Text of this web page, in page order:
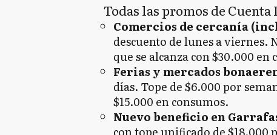
Todas las promos de
Comercios de cercanía
descuento de lunes a viernes.
que se alcanza con $30.000 en
Ferias y mercados
días. Tope de $6.000 por
$15.000 en consumos.
Nuevo beneficio en
con tope unificado de $18.000